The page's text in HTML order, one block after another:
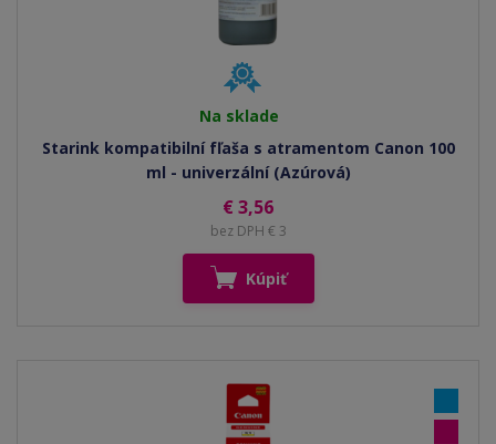
Na sklade
Starink kompatibilní fľaša s atramentom Canon 100
ml - univerzální (Azúrová)
€ 3,56
bez DPH € 3
Kúpiť